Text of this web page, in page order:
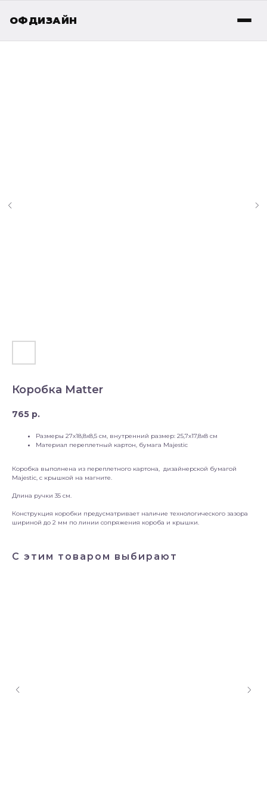
ОФДИЗАЙН
Коробка Matter
765 р.
Размеры 27х18,8х8,5 см, внутренний размер: 25,7х17,8х8 см
Материал переплетный картон, бумага Majestic
Коробка выполнена из переплетного картона, дизайнерской бумагой
Majestic, с крышкой на магните.
Длина ручки 35 см.
Конструкция коробки предусматривает наличие технологического зазора
шириной до 2 мм по линии сопряжения короба и крышки.
С этим товаром выбирают